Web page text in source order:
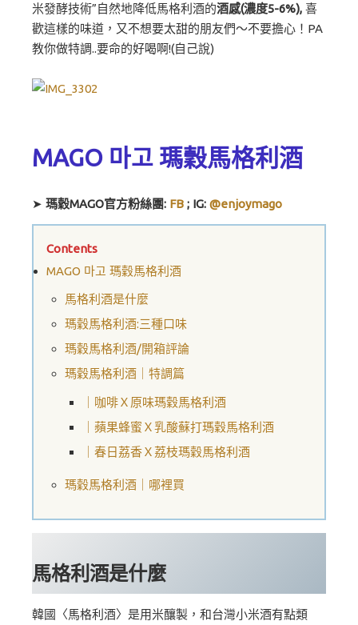
米發酵技術”自然地降低馬格利酒的酒感(濃度5-6%), 喜
歡這樣的味道，又不想要太甜的朋友們～不要擔心！PA
教你做特調..要命的好喝啊!(自己說)
MAGO 마고 瑪穀馬格利酒
➤ 瑪穀MAGO官方粉絲團: FB ; IG: @enjoymago
Contents
MAGO 마고 瑪穀馬格利酒
馬格利酒是什麼
瑪穀馬格利酒:三種口味
瑪穀馬格利酒/開箱評論
瑪穀馬格利酒｜特調篇
｜咖啡Ｘ原味瑪穀馬格利酒
｜蘋果蜂蜜Ｘ乳酸蘇打瑪穀馬格利酒
｜春日荔香Ｘ荔枝瑪穀馬格利酒
瑪穀馬格利酒｜哪裡買
馬格利酒是什麼
韓國〈馬格利酒〉是用米釀製，和台灣小米酒有點類